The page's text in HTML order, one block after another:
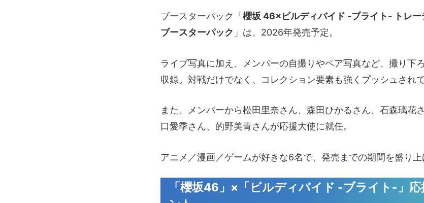
ブースターパック「 櫻坂 46×ビルディバイド -ブライト- トレー
ブースターパック 」は、2026年発売予定。
ライブ写真に加え、メンバーの自撮りやペア写真など、撮り下
収録。対戦だけでなく、コレクション要素も強くプッシュされ
また、メンバーから松田里奈さん、森田ひかるさん、石森璃花
口愛季さん、的野美青さんが応援大使に就任。
アニメ／漫画／ゲームが好きな6名で、発売までの期間を盛り上
「櫻坂46」×「ビルディバイド -ブライト-」応